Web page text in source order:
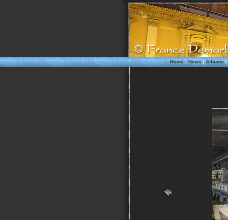
Home|News| Albums|